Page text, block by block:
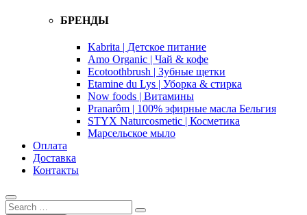
БРЕНДЫ
Kabrita | Детское питание
Amo Organic | Чай & кофе
Ecotoothbrush | Зубные щетки
Etamine du Lys | Уборка & стирка
Now foods | Витамины
Pranarôm | 100% эфирные масла Бельгия
STYX Naturcosmetic | Косметика
Марсельское мыло
Оплата
Доставка
Контакты